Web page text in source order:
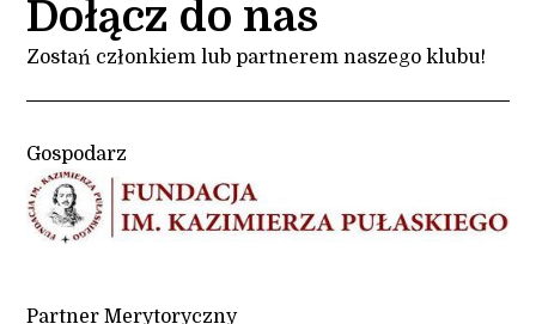
Dołącz do nas
Zostań członkiem lub partnerem naszego klubu!
Gospodarz
Partner Merytoryczny